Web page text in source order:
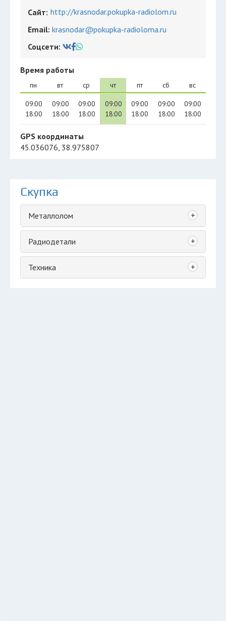
Сайт: http://krasnodar.pokupka-radiolom.ru
Email: krasnodar@pokupka-radioloma.ru
Соцсети:
Время работы
пн
09:00
18:00
вт
09:00
18:00
ср
09:00
18:00
чт
09:00
18:00
пт
09:00
18:00
сб
09:00
18:00
вс
09:00
18:00
GPS координаты
45.036076, 38.975807
Скупка
Металлолом +
Радиодетали +
Техника +